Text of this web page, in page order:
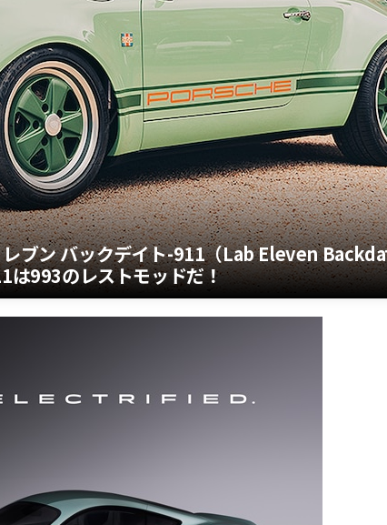
ブン バックデイト-911（Lab Eleven
は993のレストモッドだ！